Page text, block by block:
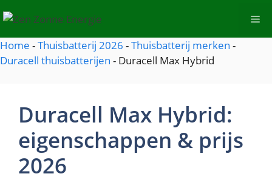
naar
de
inhoud
Home -Thuisbatterij 2026 -Thuisbatterij merken -
Duracell thuisbatterijen - Duracell Max Hybrid
Duracell Max Hybrid:
eigenschappen & prijs
2026